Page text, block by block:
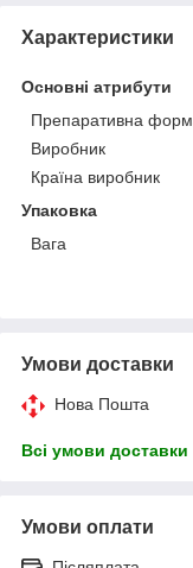
Характеристики
Основні атрибути
Препаративна
Виробник
Країна виробник
Упаковка
Вага
Умови доставки
Нова Пошта
Всі умови доставки
Умови оплати